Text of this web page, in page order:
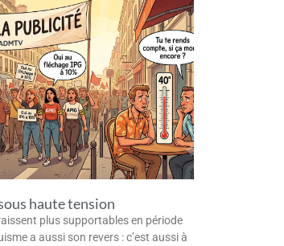
haute tension
plus supportables en période
a aussi son revers : c’est aussi à